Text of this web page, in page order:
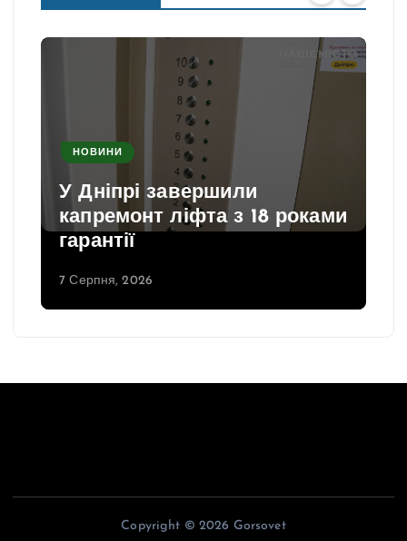
НОВИНИ
У Дніпрі завершили
капремонт ліфта з 18 роками
гарантії
7 Серпня, 2026
Copyright © 2026 Gorsovet